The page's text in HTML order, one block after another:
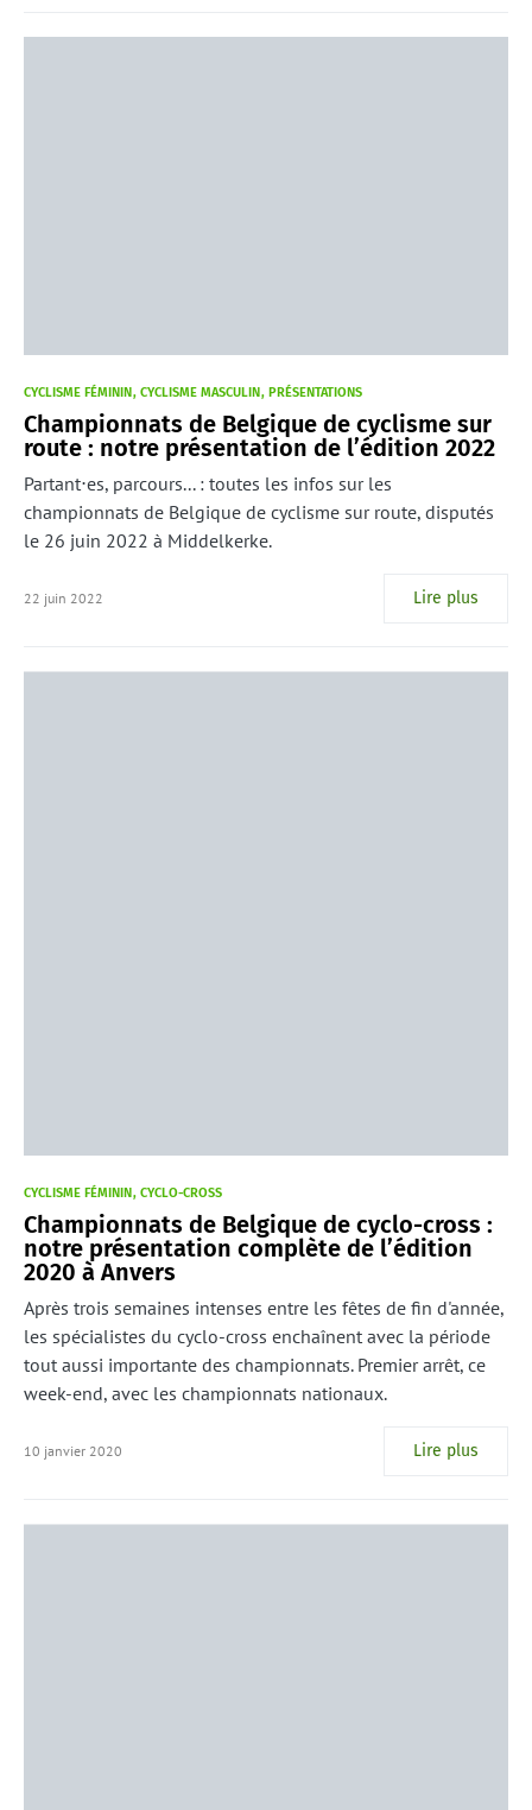
CYCLISME FÉMININ CYCLISME MASCULIN PRÉSENTATIONS
Championnats de Belgique de cyclisme sur
route : notre présentation de l’édition 2022
Partant⋅es, parcours... : toutes les infos sur les
championnats de Belgique de cyclisme sur route, disputés
le 26 juin 2022 à Middelkerke.
22 juin 2022 Lire plus
CYCLISME FÉMININ CYCLO-CROSS
Championnats de Belgique de cyclo-cross :
notre présentation complète de l’édition
2020 à Anvers
Après trois semaines intenses entre les fêtes de fin d'année,
les spécialistes du cyclo-cross enchaînent avec la période
tout aussi importante des championnats. Premier arrêt, ce
week-end, avec les championnats nationaux.
10 janvier 2020 Lire plus